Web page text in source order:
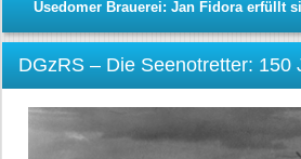
Usedomer Brauerei: Jan Fidora erfüllt
DGzRS – Die Seenotretter: